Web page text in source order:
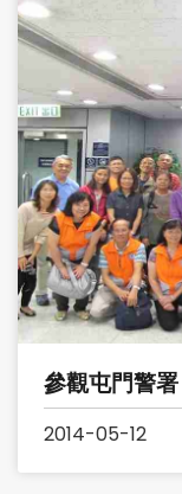
參觀屯門警署
2014-05-12